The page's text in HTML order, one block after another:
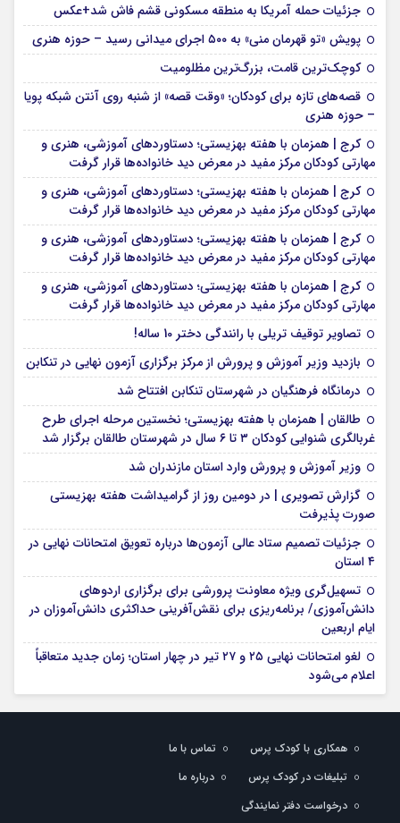
جزئیات حمله آمریکا به منطقه مسکونی قشم فاش شد+عکس
پویش «تو قهرمان منی» به ۵۰۰ اجرای میدانی رسید – حوزه هنری
کوچک‌ترین قامت، بزرگ‌ترین مظلومیت
قصه‌های تازه برای کودکان؛ «وقت قصه» از شنبه روی آنتن شبکه پویا
– حوزه هنری
کرج | همزمان با هفته بهزیستی؛ دستاوردهای آموزشی، هنری و
مهارتی کودکان مرکز مفید در معرض دید خانواده‌ها قرار گرفت
کرج | همزمان با هفته بهزیستی؛ دستاوردهای آموزشی، هنری و
مهارتی کودکان مرکز مفید در معرض دید خانواده‌ها قرار گرفت
کرج | همزمان با هفته بهزیستی؛ دستاوردهای آموزشی، هنری و
مهارتی کودکان مرکز مفید در معرض دید خانواده‌ها قرار گرفت
کرج | همزمان با هفته بهزیستی؛ دستاوردهای آموزشی، هنری و
مهارتی کودکان مرکز مفید در معرض دید خانواده‌ها قرار گرفت
تصاویر توقیف تریلی با رانندگی دختر 10 ساله!
بازدید وزیر آموزش و پرورش از مرکز برگزاری آزمون نهایی در تنکابن
درمانگاه فرهنگیان در شهرستان تنکابن افتتاح شد
طالقان | همزمان با هفته بهزیستی؛ نخستین مرحله اجرای طرح
غربالگری شنوایی کودکان ۳ تا ۶ سال در شهرستان طالقان برگزار شد
وزیر آموزش و پرورش وارد استان مازندران شد
گزارش تصویری | در دومین روز از گرامیداشت هفته بهزیستی
صورت پذیرفت
جزئیات تصمیم ستاد عالی آزمون‌ها درباره تعویق امتحانات نهایی در
۴ استان
تسهیل‌گری ویژه معاونت پرورشی برای برگزاری اردوهای
دانش‌آموزی/ برنامه‌ریزی برای نقش‌آفرینی حداکثری دانش‌آموزان در
ایام اربعین
لغو امتحانات نهایی ۲۵ و ۲۷ تیر در چهار استان؛ زمان جدید متعاقباً
اعلام می‌شود
همکاری با کودک پرس
تماس با ما
تبلیغات در کودک پرس
درباره ما
درخواست دفتر نمایندگی